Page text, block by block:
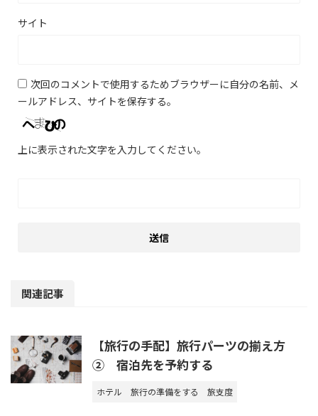
サイト
次回のコメントで使用するためブラウザーに自分の名前、メ
ールアドレス、サイトを保存する。
上に表示された文字を入力してください。
関連記事
【旅行の手配】旅行パーツの揃え方
② 宿泊先を予約する
ホテル 旅行の準備をする 旅支度